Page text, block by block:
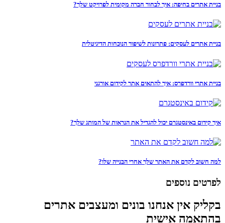
בניית אתרים בחיפה: איך לבחור חברה מקומית לפרויקט שלך?
בניית אתרים לעסקים: פתרונות לשיפור הנוכחות הדיגיטלית
בניית אתרי וורדפרס: איך להתאים אתר לקידום אורגני
איך קידום באינסטגרם יכול להגדיל את הנראות של המותג שלך?
למה חשוב לקדם את האתר שלך אחרי הבנייה שלו?
לפרטים נוספים
בקליק אין אנחנו בונים ומעצבים אתרים
בהתאמה אישית